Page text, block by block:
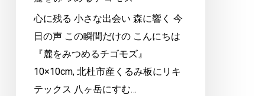
心に残る 小さな出会い 森に響く 今
日の声 この瞬間だけの こんにちは
『麓をみつめるチゴモズ』
10×10cm, 北杜市産くるみ板にリキ
テックス 八ヶ岳にすむ…